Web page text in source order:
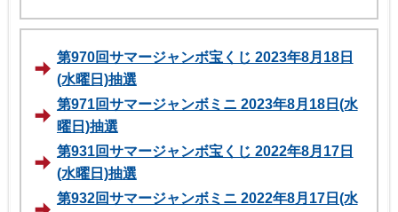
第970回サマージャンボ宝くじ 2023年8月18日
(水曜日)抽選
第971回サマージャンボミニ 2023年8月18日(水
曜日)抽選
第931回サマージャンボ宝くじ 2022年8月17日
(水曜日)抽選
第932回サマージャンボミニ 2022年8月17日(水